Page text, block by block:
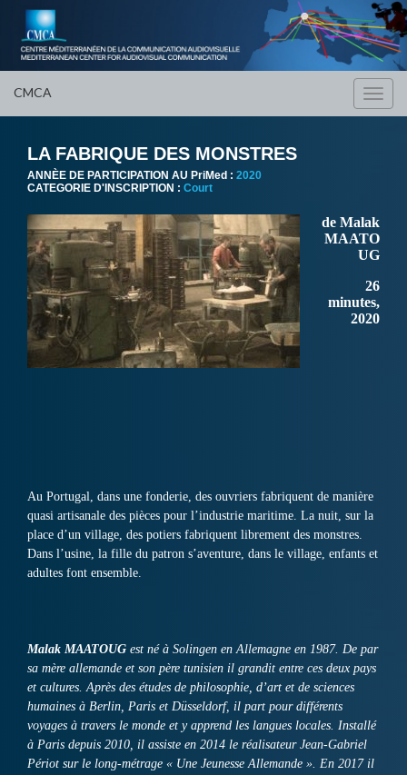
CMCA
LA FABRIQUE DES MONSTRES
ANNÈE DE PARTICIPATION AU PriMed : 2020
CATEGORIE D'INSCRIPTION : Court
de Malak
MAATO
UG
26
minutes,
2020
Au Portugal, dans une fonderie, des ouvriers fabriquent de manière
quasi artisanale des pièces pour l’industrie maritime. La nuit, sur la
place d’un village, des potiers fabriquent librement des monstres.
Dans l’usine, la fille du patron s’aventure, dans le village, enfants et
adultes font ensemble.
Malak MAATOUG est né à Solingen en Allemagne en 1987. De par
sa mère allemande et son père tunisien il grandit entre ces deux pays
et cultures. Après des études de philosophie, d’art et de sciences
humaines à Berlin, Paris et Düsseldorf, il part pour différents
voyages à travers le monde et y apprend les langues locales. Installé
à Paris depuis 2010, il assiste en 2014 le réalisateur Jean-Gabriel
Périot sur le long-métrage « Une Jeunesse Allemande ». En 2017 il